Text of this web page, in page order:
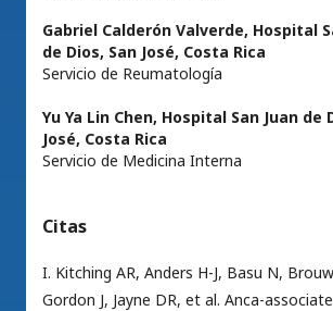
Gabriel Calderón Valverde, Hospital
de Dios, San José, Costa Rica
Servicio de Reumatología
Yu Ya Lin Chen, Hospital San Juan de
José, Costa Rica
Servicio de Medicina Interna
Citas
I. Kitching AR, Anders H-J, Basu N,
Gordon J, Jayne DR, et al. Anca-